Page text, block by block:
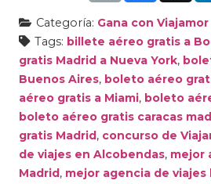
Categoría: Gana con Viajamor
Tags: billete aéreo gratis a
gratis Madrid a Nueva York,
Buenos Aires, boleto aéreo
aéreo gratis a Miami, boleto
boleto aéreo gratis caracas
gratis Madrid , concurso de
de viajes en Alcobendas, mejor
Madrid , mejor agencia de